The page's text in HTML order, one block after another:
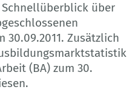
über
30.09.2011. Zusätzlich
(BA) zum 30.